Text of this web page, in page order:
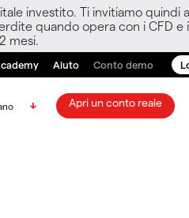
investito. Ti invitiamo quindi
quando opera con i CFD e
mesi.
Aiuto Conto demo
Apri un conto reale